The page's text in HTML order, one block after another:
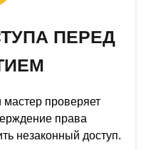
ПЕРЕД
проверяет
права
незаконный доступ.